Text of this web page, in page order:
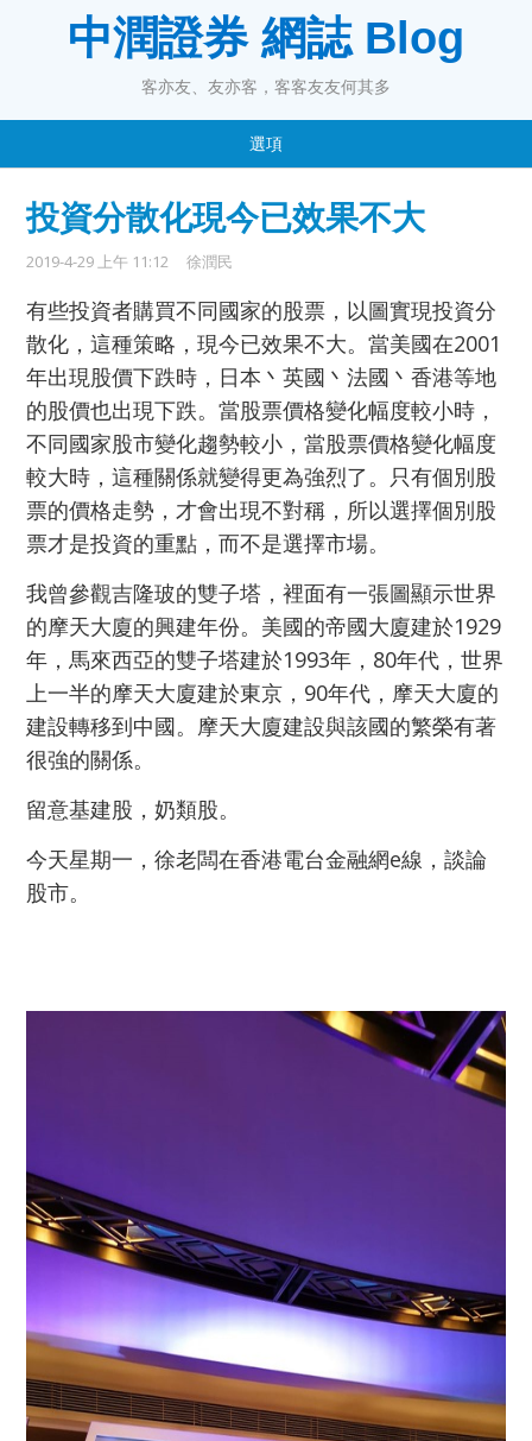
中潤證券 網誌 Blog
客亦友、友亦客，客客友友何其多
選項
投資分散化現今已效果不大
2019-4-29 上午 11:12 徐潤民
有些投資者購買不同國家的股票，以圖實現投資分
散化，這種策略，現今已效果不大。當美國在2001
年出現股價下跌時，日本丶英國丶法國丶香港等地
的股價也出現下跌。當股票價格變化幅度較小時，
不同國家股市變化趨勢較小，當股票價格變化幅度
較大時，這種關係就變得更為強烈了。只有個別股
票的價格走勢，才會出現不對稱，所以選擇個別股
票才是投資的重點，而不是選擇市場。
我曾參觀吉隆玻的雙子塔，裡面有一張圖顯示世界
的摩天大廈的興建年份。美國的帝國大廈建於1929
年，馬來西亞的雙子塔建於1993年，80年代，世界
上一半的摩天大廈建於東京，90年代，摩天大廈的
建設轉移到中國。摩天大廈建設與該國的繁榮有著
很強的關係。
留意基建股，奶類股。
今天星期一，徐老闆在香港電台金融網e線，談論
股市。